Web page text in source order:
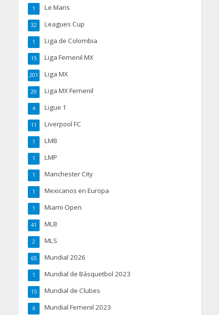
Le Mans
1
Leagues Cup
32
Liga de Colombia
1
Liga Femenil MX
15
Liga MX
201
Liga MX Femenil
29
Ligue 1
4
Liverpool FC
11
LMB
1
LMP
1
Manchester City
1
Mexicanos en Europa
1
Miami Open
1
MLB
41
MLS
2
Mundial 2026
65
Mundial de Básquetbol 2023
1
Mundial de Clubes
15
Mundial Femenil 2023
6